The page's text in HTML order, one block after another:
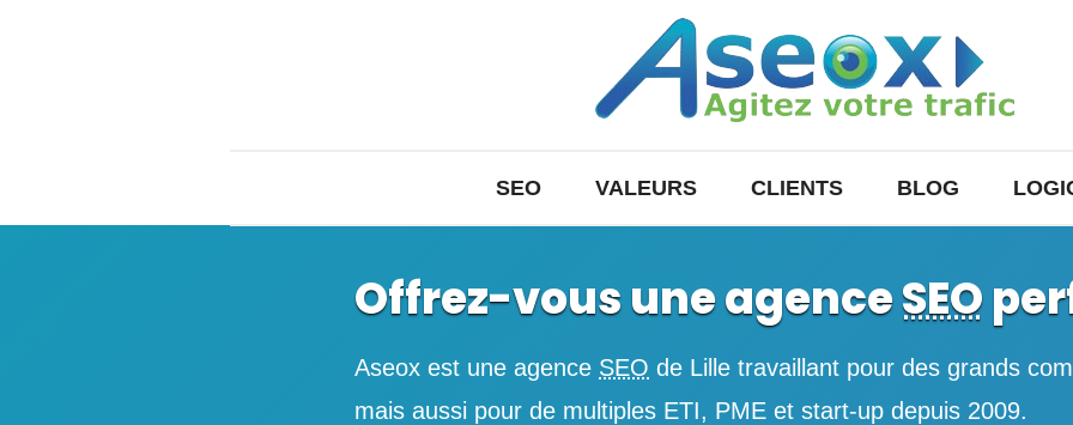
SEO VALEURS CLIENTS BLOG
Offrez-vous une agenceSEO
Aseox est une agence SEO de Lille travaillant pour des grands
mais aussi pour de multiples ETI, PME et start-up depuis 2009.